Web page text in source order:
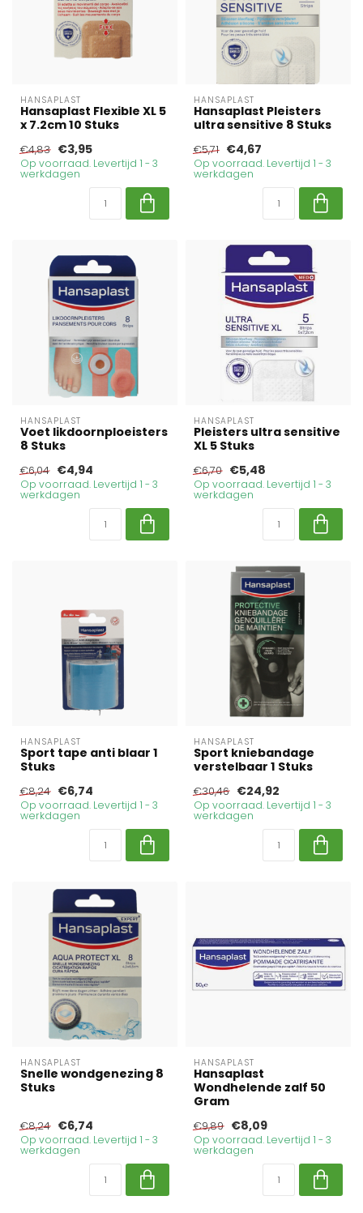
HANSAPLAST
Hansaplast Flexible XL 5
x 7.2cm 10 Stuks
€4,83 €3,95
Op voorraad. Levertijd 1 - 3
werkdagen
HANSAPLAST
Hansaplast Pleisters
ultra sensitive 8 Stuks
€5,71 €4,67
Op voorraad. Levertijd 1 - 3
werkdagen
HANSAPLAST
Voet likdoornploeisters
8 Stuks
€6,04 €4,94
Op voorraad. Levertijd 1 - 3
werkdagen
HANSAPLAST
Pleisters ultra sensitive
XL 5 Stuks
€6,70 €5,48
Op voorraad. Levertijd 1 - 3
werkdagen
HANSAPLAST
Sport tape anti blaar 1
Stuks
€8,24 €6,74
Op voorraad. Levertijd 1 - 3
werkdagen
HANSAPLAST
Sport kniebandage
verstelbaar 1 Stuks
€30,46 €24,92
Op voorraad. Levertijd 1 - 3
werkdagen
HANSAPLAST
Snelle wondgenezing 8
Stuks
€8,24 €6,74
Op voorraad. Levertijd 1 - 3
werkdagen
HANSAPLAST
Hansaplast
Wondhelende zalf 50
Gram
€9,89 €8,09
Op voorraad. Levertijd 1 - 3
werkdagen